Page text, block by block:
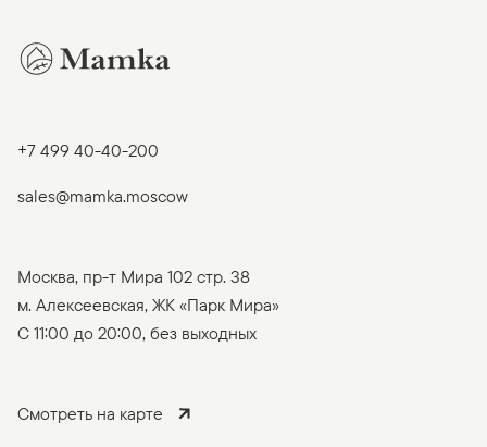
+7 499 40-40-200
sales@mamka.moscow
Москва, пр-т Мира 102 стр. 38
м. Алексеевская, ЖК «Парк Мира»
C 11:00 до 20:00, без выходных
Смотреть на карте